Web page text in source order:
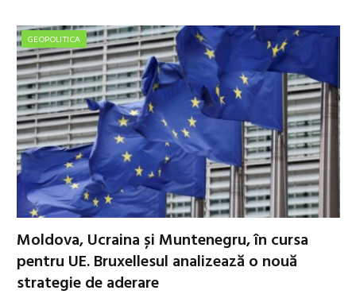
GEOPOLITICA
Moldova, Ucraina și Muntenegru, în cursa
pentru UE. Bruxellesul analizează o nouă
strategie de aderare